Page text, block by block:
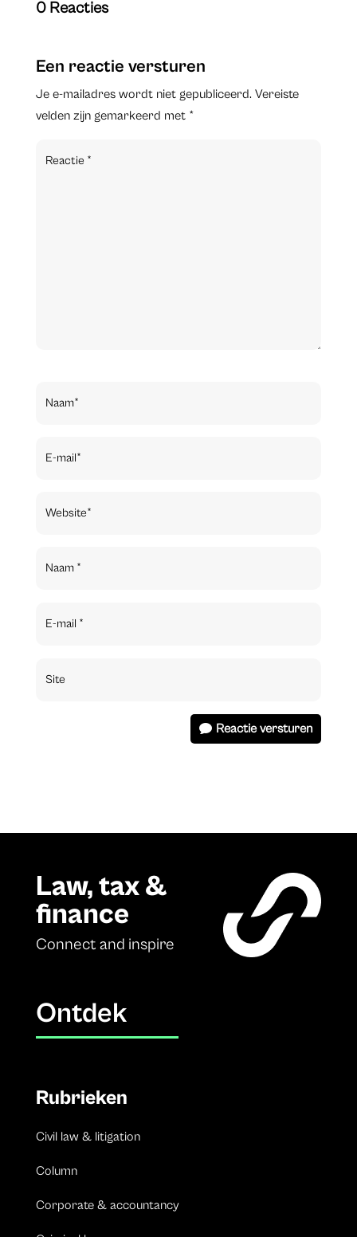
0 Reacties
Een reactie versturen
Je e-mailadres wordt niet gepubliceerd. Vereiste
velden zijn gemarkeerd met *
Reactie versturen
Law, tax &
finance
Connect and inspire
Ontdek
Rubrieken
Civil law & litigation
Column
Corporate & accountancy